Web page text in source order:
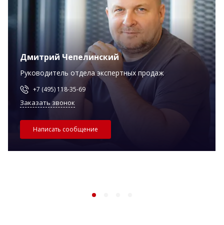
Дмитрий Чепелинский
Руководитель отдела экспертных продаж
+7 (495) 118-35-69
Заказать звонок
Написать сообщение